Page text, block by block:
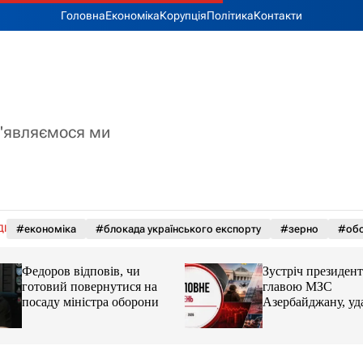
ГоловнаЕкономікаКорупціяПолітикаКонтакти
ми
#економіка #блокада українського експорту #зерно
Федоров відповів, чи
готовий повернутися на
посаду міністра оборони
Зустріч
главою МЗС
Азербайджану,
Україні. Головне
серпня 2026